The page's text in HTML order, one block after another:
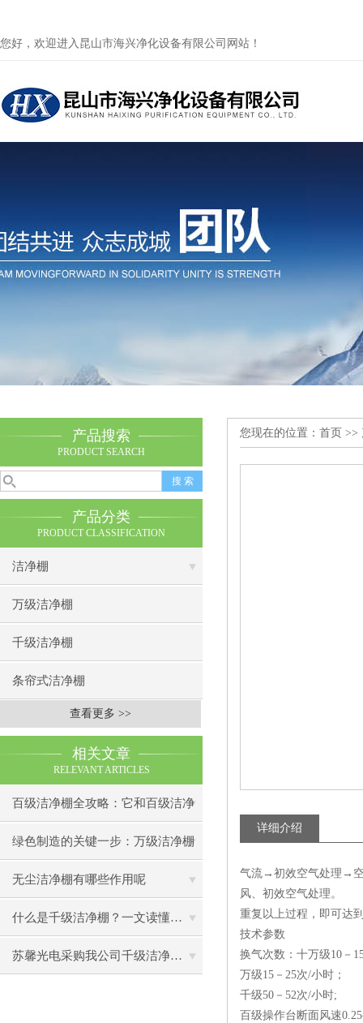
您好，欢迎进入昆山市海兴净化设备有限公司网站！
产品搜索
PRODUCT SEARCH
产品分类
PRODUCT CLASSIFICATION
洁净棚
万级洁净棚
千级洁净棚
条帘式洁净棚
查看更多 >>
相关文章
RELEVANT ARTICLES
百级洁净棚全攻略：它和百级洁净
室到底有什么区别？
绿色制造的关键一步：万级洁净棚
助力环保型半导体产业发展
无尘洁净棚有哪些作用呢
什么是千级洁净棚？一文读懂其结构特点与局部净化优势
苏馨光电采购我公司千级洁净棚普通工作台一批（7月07日）已顺利交货
您现在的位置： 首页 >>
详细介绍
气流→初效空气处理→
风、初效空气处理。
重复以上过程，即可达
技术参数
换气次数：十万级10－
万级15－25次/小时；
千级50－52次/小时;
百级操作台断面风速